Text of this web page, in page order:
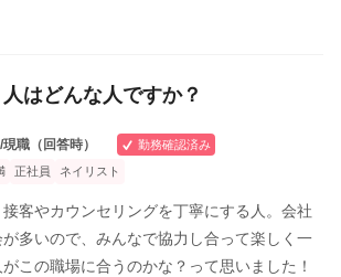
はどんな人ですか？
職（回答時）
勤務確認済み
正社員 ネイリスト
客やカウンセリングを丁寧にする人。会社
多いので、みんなで協力し合って楽しく一
この職場に合うのかな？って思いました！